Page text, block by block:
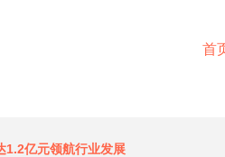
首
1.2亿元领航行业发展